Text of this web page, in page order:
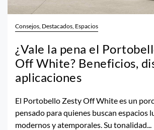
Consejos, Destacados, Espacios
¿Vale la pena el
Off White? Beneficios,
aplicaciones
El Portobello Zesty Off White es un
pensado para quienes buscan espacios
modernos y atemporales. Su tonalidad...